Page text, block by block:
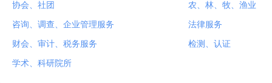
协会、社团 农、林、牧、渔业
咨询、调查、企业管理服务 法律服务
财会、审计、税务服务 检测、认证
学术、科研院所